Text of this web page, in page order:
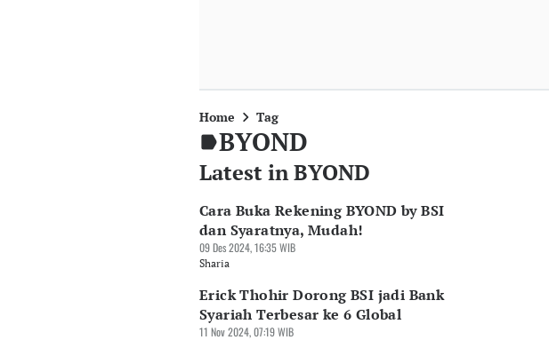
Home Tag
BYOND
Latest in BYOND
Cara Buka Rekening BYOND by BSI
dan Syaratnya, Mudah!
09 Des 2024, 16:35 WIB
Sharia
Erick Thohir Dorong BSI jadi Bank
Syariah Terbesar ke 6 Global
11 Nov 2024, 07:19 WIB